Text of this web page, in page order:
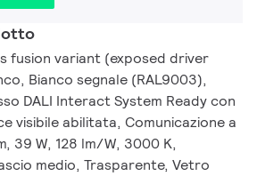
fusion variant (exposed driver
Bianco segnale (RAL9003),
DALI Interact System Ready con
visibile abilitata, Comunicazione a
39 W, 128 lm/W, 3000 K,
medio, Trasparente, Vetro